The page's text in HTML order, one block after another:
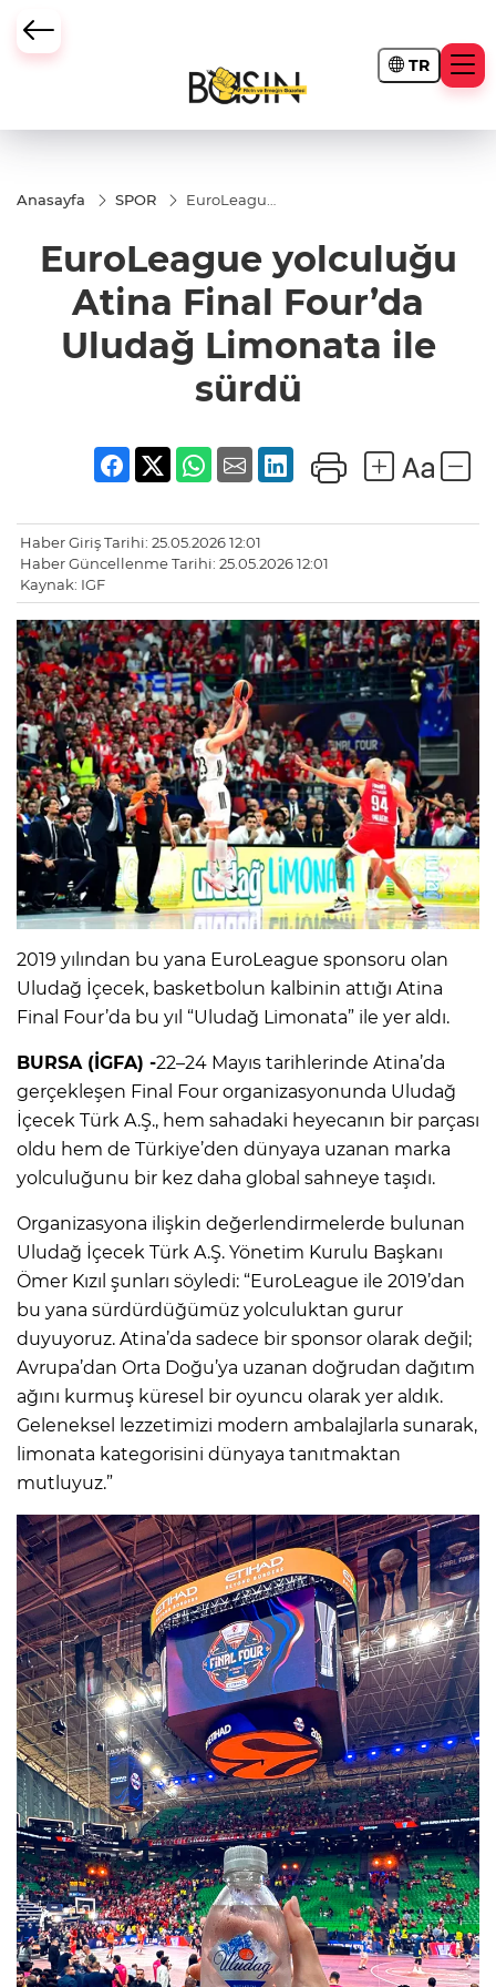
TR
Anasayfa SPOR
EuroLeague
Four’da
Uludağ
Limonata
ile sürdü
EuroLeague yolculuğu
Atina Final Four’da
Uludağ Limonata ile
sürdü
Haber Giriş Tarihi: 25.05.2026 12:01
Haber Güncellenme Tarihi: 25.05.2026 12:01
Kaynak: IGF
2019 yılından bu yana EuroLeague sponsoru olan
Uludağ İçecek, basketbolun kalbinin attığı Atina
Final Four’da bu yıl “Uludağ Limonata” ile yer aldı.
BURSA (İGFA) -22–24 Mayıs tarihlerinde Atina’da
gerçekleşen Final Four organizasyonunda Uludağ
İçecek Türk A.Ş., hem sahadaki heyecanın bir parçası
oldu hem de Türkiye’den dünyaya uzanan marka
yolculuğunu bir kez daha global sahneye taşıdı.
Organizasyona ilişkin değerlendirmelerde bulunan
Uludağ İçecek Türk A.Ş. Yönetim Kurulu Başkanı
Ömer Kızıl şunları söyledi: “EuroLeague ile 2019’dan
bu yana sürdürdüğümüz yolculuktan gurur
duyuyoruz. Atina’da sadece bir sponsor olarak değil;
Avrupa’dan Orta Doğu’ya uzanan doğrudan dağıtım
ağını kurmuş küresel bir oyuncu olarak yer aldık.
Geleneksel lezzetimizi modern ambalajlarla sunarak,
limonata kategorisini dünyaya tanıtmaktan
mutluyuz.”